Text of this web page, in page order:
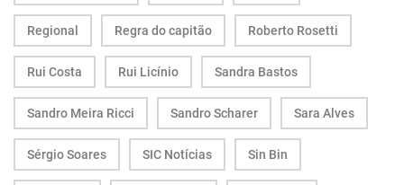
Regional Regra do capitão Roberto Rosetti
Rui Costa Rui Licínio Sandra Bastos
Sandro Meira Ricci Sandro Scharer Sara Alves
Sérgio Soares SIC Notícias Sin Bin